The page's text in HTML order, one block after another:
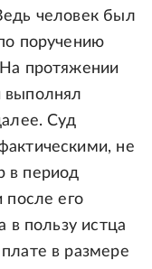
человек был
поручению
протяжении
выполнял
Суд
не
в период
после его
в пользу истца
в размере